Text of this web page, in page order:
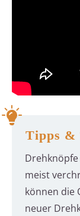
Tipps &
meist
können die
neuer